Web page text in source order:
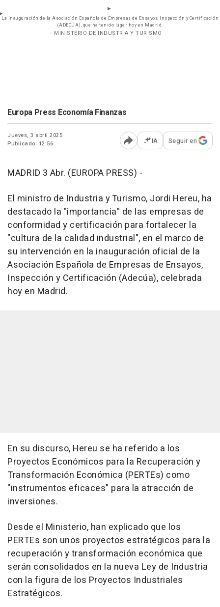
La inauguración de la Asociación Española de Empresas de Ensayos, Inspección y Certificación
(ADECÚA), que ha tenido lugar hoy en Madrid.
- MINISTERIO DE INDUSTRIA Y TURISMO
Europa Press Economía Finanzas
Jueves, 3 abril 2025
Publicado: 12:56
Abrir opciones para
IA Seguir en
MADRID 3 Abr. (EUROPA PRESS) -
El ministro de Industria y Turismo, Jordi Hereu, ha
destacado la "importancia" de las empresas de
conformidad y certificación para fortalecer la
"cultura de la calidad industrial", en el marco de
su intervención en la inauguración oficial de la
Asociación Española de Empresas de Ensayos,
Inspección y Certificación (Adecúa), celebrada
hoy en Madrid.
En su discurso, Hereu se ha referido a los
Proyectos Económicos para la Recuperación y
Transformación Económica (PERTEs) como
"instrumentos eficaces" para la atracción de
inversiones.
Desde el Ministerio, han explicado que los
PERTEs son unos proyectos estratégicos para la
recuperación y transformación económica que
serán consolidados en la nueva Ley de Industria
con la figura de los Proyectos Industriales
Estratégicos.